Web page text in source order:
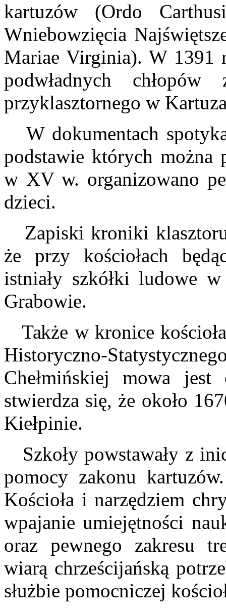
kartuzów (Ordo
Wniebowzięcia
Mariae Virginia). W 1391
podwładnych
przyklasztornego w
W dokumentach
podstawie których można
w XV w. organizowano
dzieci.
Zapiski kroniki
że przy kościołach
istniały szkółki ludowe
Grabowie.
Także w kronice
Historyczno-
Chełmińskiej mowa jest
stwierdza się, że około
Kiełpinie.
Szkoły powstawały z
pomocy zakonu
Kościoła i narzędziem
wpajanie umiejętności
oraz pewnego zakresu
wiarą chrześcijańską
służbie pomocniczej